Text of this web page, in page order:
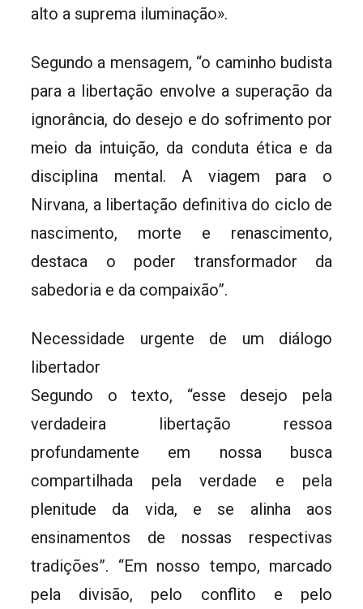
alto a suprema iluminação».
Segundo a mensagem, “o caminho budista
para a libertação envolve a superação da
ignorância, do desejo e do sofrimento por
meio da intuição, da conduta ética e da
disciplina mental. A viagem para o
Nirvana, a libertação definitiva do ciclo de
nascimento, morte e renascimento,
destaca o poder transformador da
sabedoria e da compaixão”.
Necessidade urgente de um diálogo
libertador
Segundo o texto, “esse desejo pela
verdadeira libertação ressoa
profundamente em nossa busca
compartilhada pela verdade e pela
plenitude da vida, e se alinha aos
ensinamentos de nossas respectivas
tradições”. “Em nosso tempo, marcado
pela divisão, pelo conflito e pelo